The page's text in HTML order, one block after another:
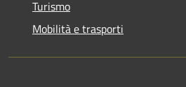
Turismo
Mobilità e trasporti